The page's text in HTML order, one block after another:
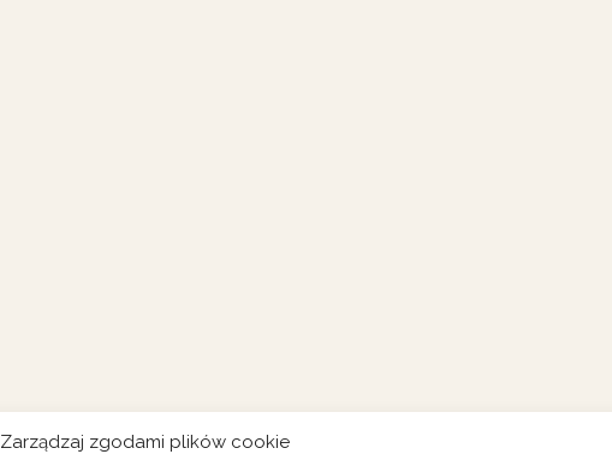
Zarządzaj zgodami plików cookie